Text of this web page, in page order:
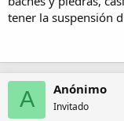
tener la suspensión
A Anónimo
Invitado